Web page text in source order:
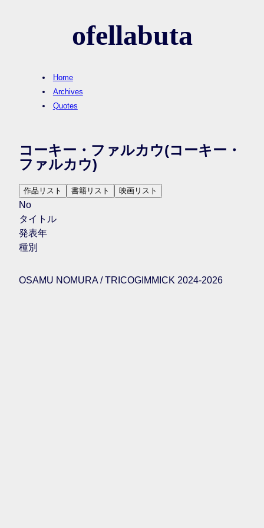
ofellabuta
Home
Archives
Quotes
コーキー・ファルカウ(コーキー・
ファルカウ)
作品リスト 書籍リスト 映画リスト
No
タイトル
発表年
種別
OSAMU NOMURA / TRICOGIMMICK 2024-2026